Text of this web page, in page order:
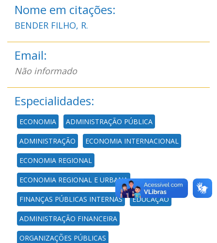
Nome em citações:
BENDER FILHO, R.
Email:
Não informado
Especialidades:
ECONOMIA ADMINISTRAÇÃO PÚBLICA
ADMINISTRAÇÃO ECONOMIA INTERNACIONAL
ECONOMIA REGIONAL
ECONOMIA REGIONAL E URBANA
FINANÇAS PÚBLICAS INTERNAS EDUCAÇÃO
ADMINISTRAÇÃO FINANCEIRA
ORGANIZAÇÕES PÚBLICAS